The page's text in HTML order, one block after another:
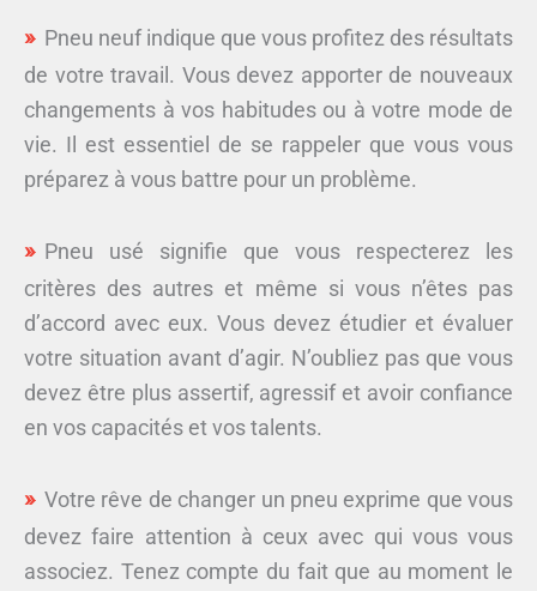
Pneu neuf indique que vous profitez des résultats
de votre travail. Vous devez apporter de nouveaux
changements à vos habitudes ou à votre mode de
vie. Il est essentiel de se rappeler que vous vous
préparez à vous battre pour un problème.
Pneu usé signifie que vous respecterez les
critères des autres et même si vous n’êtes pas
d’accord avec eux. Vous devez étudier et évaluer
votre situation avant d’agir. N’oubliez pas que vous
devez être plus assertif, agressif et avoir confiance
en vos capacités et vos talents.
Votre rêve de changer un pneu exprime que vous
devez faire attention à ceux avec qui vous vous
associez. Tenez compte du fait que au moment le